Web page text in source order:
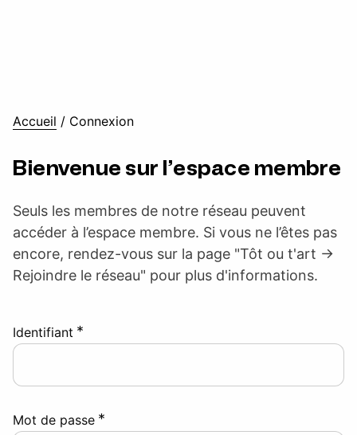
Accueil / Connexion
Bienvenue sur l’espace membre
Seuls les membres de notre réseau peuvent
accéder à l’espace membre. Si vous ne l’êtes pas
encore, rendez-vous sur la page "Tôt ou t'art ->
Rejoindre le réseau" pour plus d'informations.
Identifiant *
Mot de passe *